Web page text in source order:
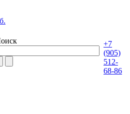
+7
(905)
512-
68-86